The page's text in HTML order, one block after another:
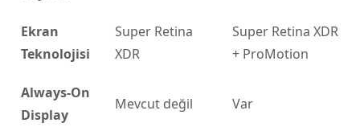
Ekran
Teknolojisi
Super Retina
XDR
Super Retina XDR
+ ProMotion
Always-On
Display
Mevcut değil Var